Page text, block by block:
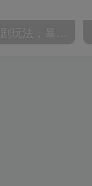
（9420期）最新短剧玩法，暴力变现日入1000+私域零成本操作，全程干货（附1400G短剧）